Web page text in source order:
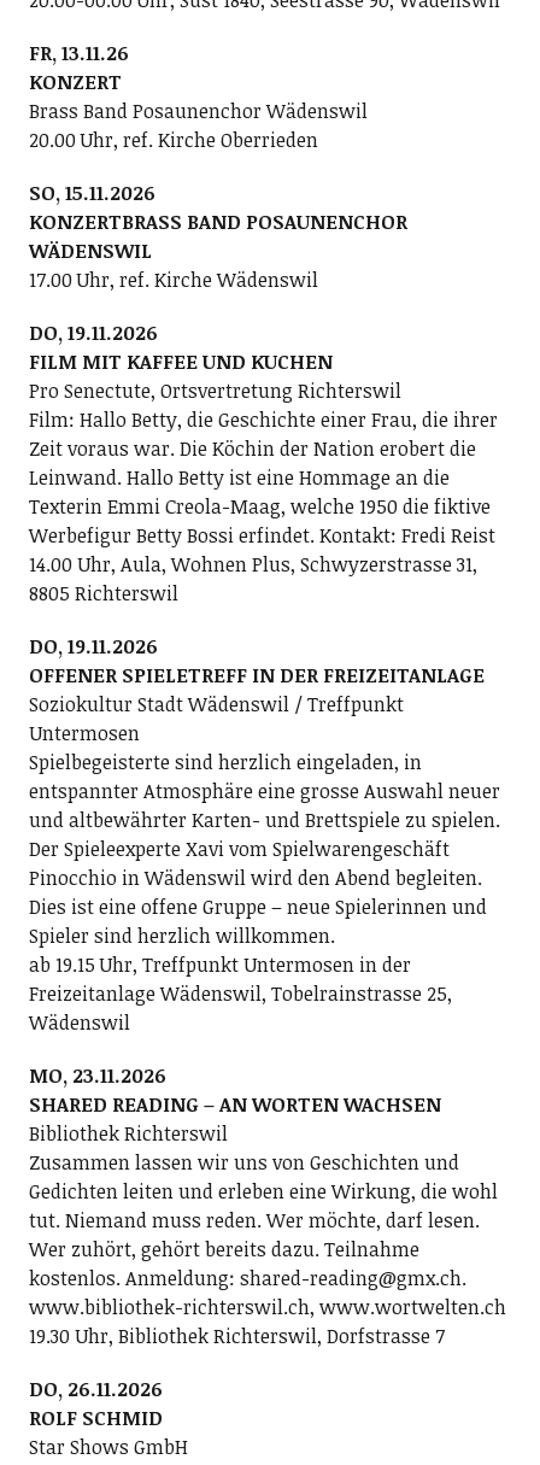
FR, 13.11.26
KONZERT
Brass Band Posaunenchor Wädenswil
20.00 Uhr, ref. Kirche Oberrieden
SO, 15.11.2026
KONZERTBRASS BAND POSAUNENCHOR
WÄDENSWIL
17.00 Uhr, ref. Kirche Wädenswil
DO, 19.11.2026
FILM MIT KAFFEE UND KUCHEN
Pro Senectute, Ortsvertretung Richterswil
Film: Hallo Betty, die Geschichte einer Frau, die ihrer
Zeit voraus war. Die Köchin der Nation erobert die
Leinwand. Hallo Betty ist eine Hommage an die
Texterin Emmi Creola-Maag, welche 1950 die fiktive
Werbefigur Betty Bossi erfindet. Kontakt: Fredi Reist
14.00 Uhr, Aula, Wohnen Plus, Schwyzerstrasse 31,
8805 Richterswil
DO, 19.11.2026
OFFENER SPIELETREFF IN DER FREIZEITANLAGE
Soziokultur Stadt Wädenswil / Treffpunkt
Untermosen
Spielbegeisterte sind herzlich eingeladen, in
entspannter Atmosphäre eine grosse Auswahl neuer
und altbewährter Karten- und Brettspiele zu spielen.
Der Spieleexperte Xavi vom Spielwarengeschäft
Pinocchio in Wädenswil wird den Abend begleiten.
Dies ist eine offene Gruppe – neue Spielerinnen und
Spieler sind herzlich willkommen.
ab 19.15 Uhr, Treffpunkt Untermosen in der
Freizeitanlage Wädenswil, Tobelrainstrasse 25,
Wädenswil
MO, 23.11.2026
SHARED READING – AN WORTEN WACHSEN
Bibliothek Richterswil
Zusammen lassen wir uns von Geschichten und
Gedichten leiten und erleben eine Wirkung, die wohl
tut. Niemand muss reden. Wer möchte, darf lesen.
Wer zuhört, gehört bereits dazu. Teilnahme
kostenlos. Anmeldung: shared-reading@gmx.ch.
www.bibliothek-richterswil.ch, www.wortwelten.ch
19.30 Uhr, Bibliothek Richterswil, Dorfstrasse 7
DO, 26.11.2026
ROLF SCHMID
Star Shows GmbH